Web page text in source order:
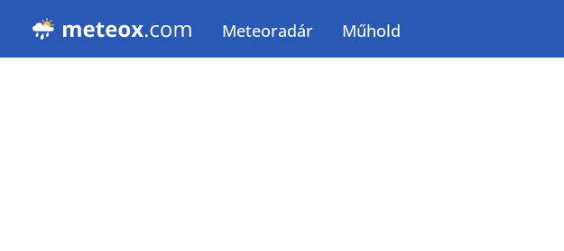
Meteoradár Műhold